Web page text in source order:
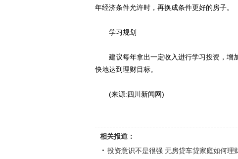
年经济条件允许时，再换成条件更好的房子。
学习规划
建议每年拿出一定收入进行学习投资，增
快地达到理财目标。
(来源:四川新闻网)
相关报道：
投资意识不是很强 无房贷车贷家庭如何理